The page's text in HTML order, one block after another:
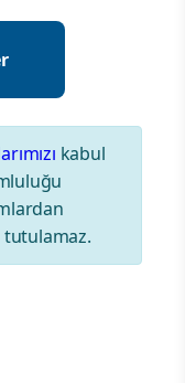
kabul